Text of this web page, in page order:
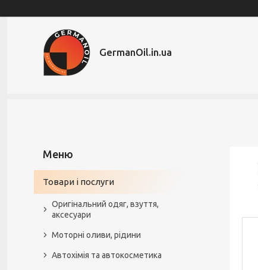
GermanOil.in.ua
Товари і послуги
Оригінальний одяг, взуття,
аксесуари
Моторні оливи, рідини
Автохімія та автокосметика